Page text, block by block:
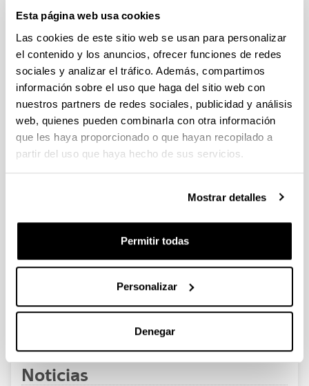
Esta página web usa cookies
Las cookies de este sitio web se usan para personalizar
el contenido y los anuncios, ofrecer funciones de redes
sociales y analizar el tráfico. Además, compartimos
información sobre el uso que haga del sitio web con
nuestros partners de redes sociales, publicidad y análisis
web, quienes pueden combinarla con otra información
que les haya proporcionado o que hayan recopilado a
partir del uso que haya hecho de sus servicios.
Mostrar detalles
Permitir todas
Personalizar
Denegar
Estancias de movilidad en el extranjero 2025 "José
Castillejo" para jóvenes doctores y "Salvador de Madariaga"
para profesores e investigadores sénior (MICIU)
Sin trámite abierto (Plazo de presentación de solicitudes:
29/01/2026 - 27/02/2026 14:00)
CONVOCATORIA PARA LA CONTRATACIÓN DE
PERSONAL INVESTIGADOR DOCTOR EN LA UPV/EHU
(2025)
Sin trámite abierto (Plazo de presentación de solicitudes:
02/06/2025 - 23/06/2025 23:59)
04/03/2026. Resolución definitiva de solicitudes concedidas y
Plazo interno expresiones de interés: hasta el 23/02/2026.
Páginas intermedias Use TAB para
PáginaPáginaPágina
Noticias